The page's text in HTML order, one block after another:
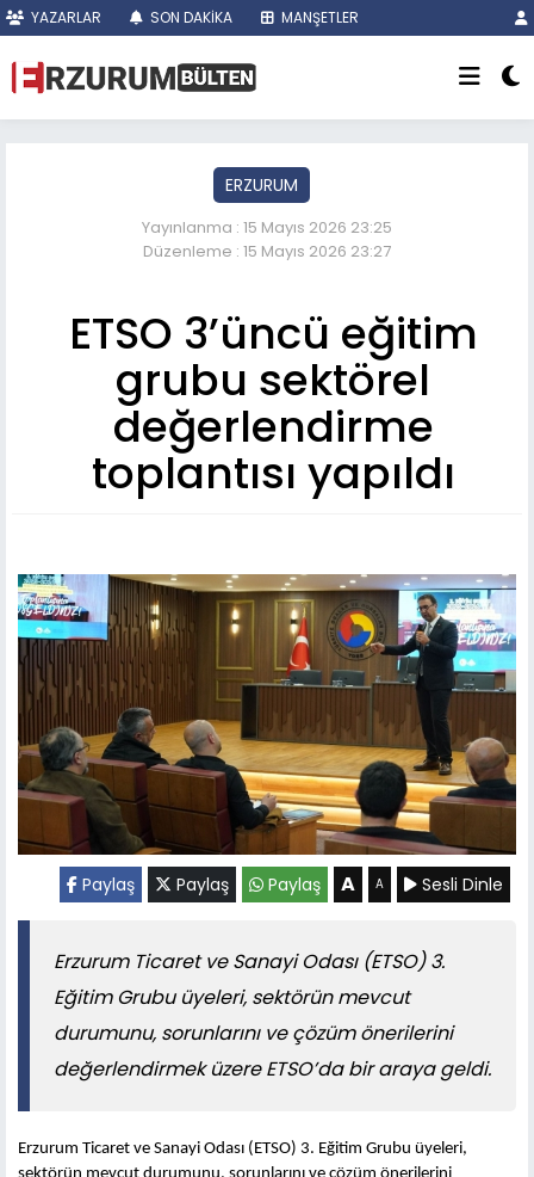
YAZARLAR SON DAKİKA MANŞETLER
ERZURUM
Yayınlanma : 15 Mayıs 2026 23:25
Düzenleme : 15 Mayıs 2026 23:27
ETSO 3’üncü eğitim
grubu sektörel
değerlendirme
toplantısı yapıldı
Paylaş Paylaş Paylaş A A Sesli Dinle
​​​​​​​Erzurum Ticaret ve Sanayi Odası (ETSO) 3.
Eğitim Grubu üyeleri, sektörün mevcut
durumunu, sorunlarını ve çözüm önerilerini
değerlendirmek üzere ETSO’da bir araya geldi.
Erzurum Ticaret ve Sanayi Odası (ETSO) 3. Eğitim Grubu üyeleri,